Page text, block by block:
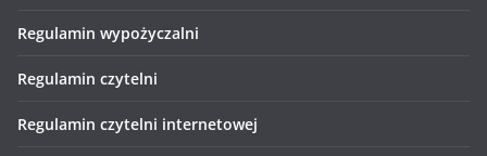
Regulamin wypożyczalni
Regulamin czytelni
Regulamin czytelni internetowej